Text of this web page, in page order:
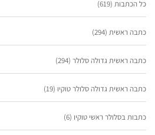
כל הכתבות (619)
כתבה ראשית (294)
כתבה ראשית גדולה סלולר (294)
כתבה ראשית גדולה סלולר טוקיו (19)
כתבות בסלולר ראשי טוקיו (6)